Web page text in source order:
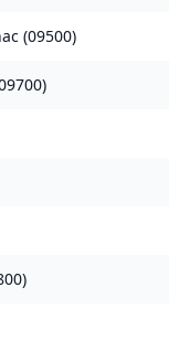
(09500)
)
)